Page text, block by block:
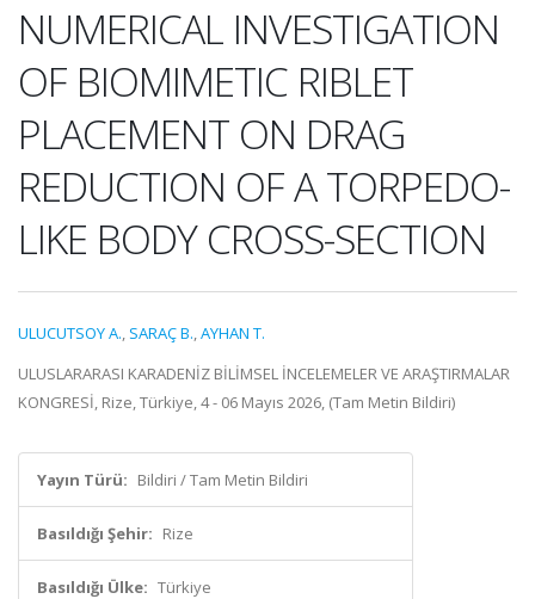
NUMERICAL INVESTIGATION
OF BIOMIMETIC RIBLET
PLACEMENT ON DRAG
REDUCTION OF A TORPEDO-
LIKE BODY CROSS-SECTION
ULUCUTSOY A., SARAÇ B.,AYHAN T.
ULUSLARARASI KARADENİZ BİLİMSEL İNCELEMELER VE ARAŞTIRMALAR
KONGRESİ, Rize, Türkiye, 4 - 06 Mayıs 2026, (Tam Metin Bildiri)
Yayın Türü: Bildiri / Tam Metin Bildiri
Basıldığı Şehir: Rize
Basıldığı Ülke: Türkiye